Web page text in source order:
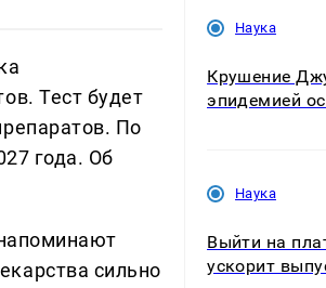
Тест будет
По
года. Об
сильно
Наука
Крушение
эпидемией
Наука
Выйти на
ускорит